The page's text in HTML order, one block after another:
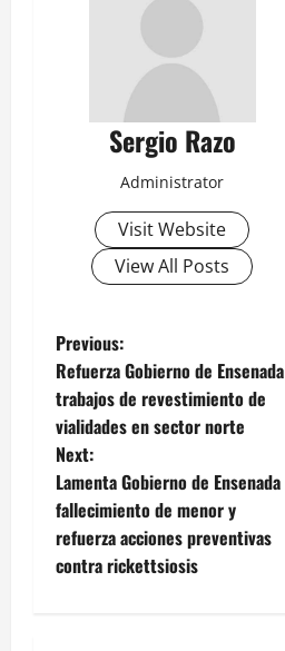
Sergio Razo
Administrator
Visit Website
View All Posts
P
o
s
t
n
a
Previous:
Refuerza Gobierno de Ensenada
trabajos de revestimiento de
vialidades en sector norte
Next:
Lamenta Gobierno de Ensenada
fallecimiento de menor y
refuerza acciones preventivas
contra rickettsiosis